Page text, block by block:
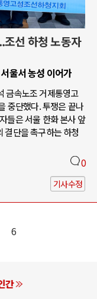
선 하청 노동자
울서 농성 이어가
금속노조 거제통영고
중단했다. 투쟁은 끝나
들은 서울 한화 본사 앞
결단을 촉구하는 하청
0
기사수정
6